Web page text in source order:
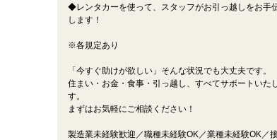
◆レンタカーを使って、スタッフがお引っ越しをお手
します！
※各規定あり
「今すぐ助けが欲しい」そんな状況でも大丈夫です。
住まい・お金・食事・引っ越し、すべてサポートいた
す。
まずはお気軽にご相談ください！
製造業未経験歓迎／職種未経験OK／業種未経験OK／接